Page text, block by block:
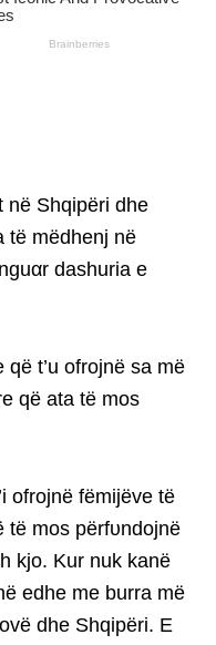
në Shqipëri dhe
të mëdhenj në
dashuria e
t’u ofrojnë sa më
që ata të mos
ofrojnë fëmijëve të
të mos përfυndojnë
kjo. Kur nuk kanë
edhe me burra më
dhe Shqipëri. E